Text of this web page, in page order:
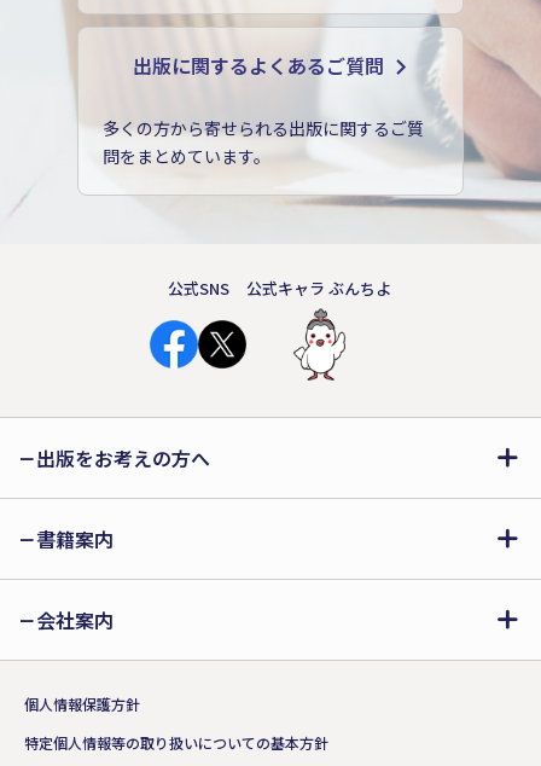
出版に関するよくあるご質問
多くの方から寄せられる出版に関するご質
問をまとめています。
公式SNS 公式キャラ ぶんちよ
出版をお考えの方へ
書籍案内
会社案内
個人情報保護方針
特定個人情報等の取り扱いについての基本方針